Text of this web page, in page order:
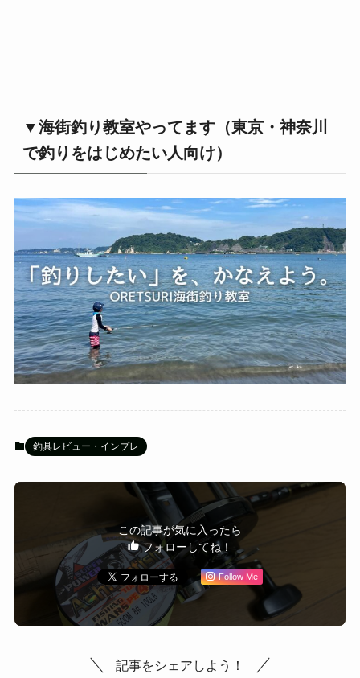
▼海街釣り教室やってます（東京・神奈川
で釣りをはじめたい人向け）
釣具レビュー・インプレ
この記事が気に入ったら
フォローしてね！
Follow Me
記事をシェアしよう！